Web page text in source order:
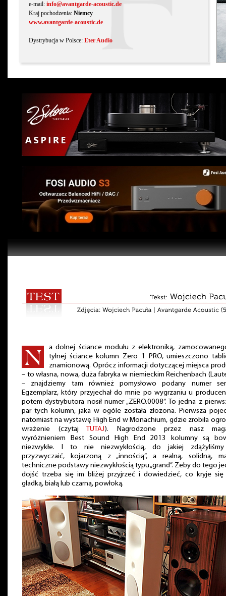
e-mail: info@avantgarde-acoustic.de
Kraj pochodzenia: Niemcy
www.avantgarde-acoustic.de
Dystrybucja w Polsce: Eter Audio
a dolnej ściance modułu z elektroniką,
tylnej ściance kolumn Zero 1 PRO, umieszczono
znamionową. Oprócz informacji dotyczącej miejsca
– to własna, nowa, duża fabryka w niemieckim Reichenbach
– znajdziemy tam również pomysłowo podany numer
Egzemplarz, który przyjechał do mnie po wygrzaniu u
potem dystrybutora nosił numer „ZERO.0008”. To jedna z
par tych kolumn, jaka w ogóle została złożona. Pierwsza
natomiast na wystawę High End w Monachium, gdzie zrobiła
wrażenie (czytaj TUTAJ). Nagrodzone przez nasz
wyróżnieniem Best Sound High End 2013 kolumny są
niezwykłe. I to nie niezwykłością, do jakiej
przyzwyczaić, kojarzoną z „innością”, a realną, solidną,
techniczne podstawy niezwykłością typu „grand”. Żeby do tego
dojść trzeba się im bliżej przyjrzeć i dowiedzieć, co kryje
gładką, białą lub czarną, powłoką.